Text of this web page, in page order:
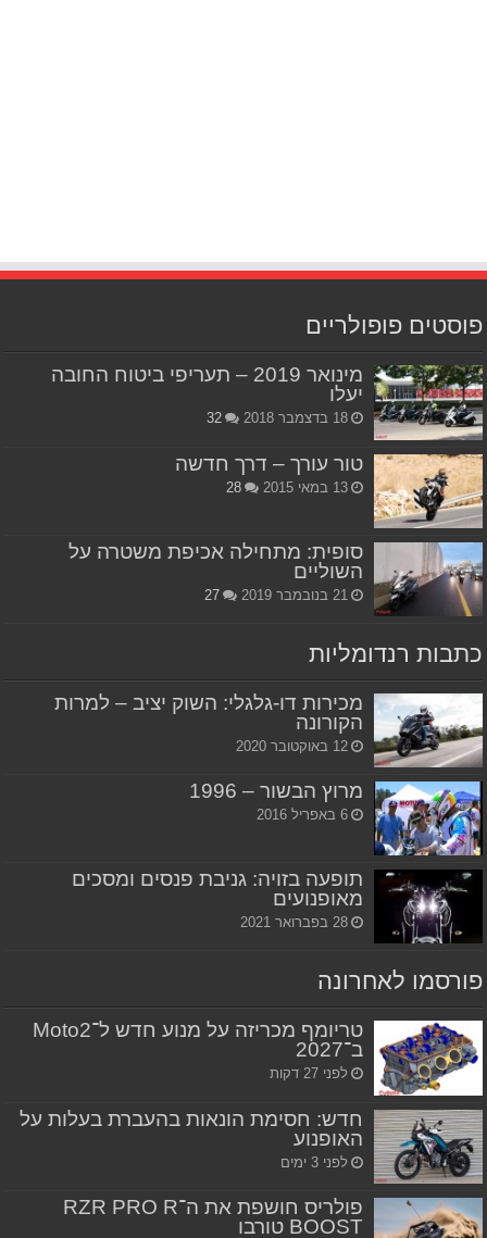
פוסטים פופולריים
מינואר 2019 – תעריפי ביטוח החובה
יעלו
18 בדצמבר 2018 32
טור עורך – דרך חדשה
13 במאי 2015 28
סופית: מתחילה אכיפת משטרה על
השוליים
21 בנובמבר 2019 27
כתבות רנדומליות
מכירות דו-גלגלי: השוק יציב – למרות
הקורונה
12 באוקטובר 2020
מרוץ הבשור – 1996
6 באפריל 2016
תופעה בזויה: גניבת פנסים ומסכים
מאופנועים
28 בפברואר 2021
פורסמו לאחרונה
טריומף מכריזה על מנוע חדש ל־Moto2
ב־2027
לפני 27 דקות
חדש: חסימת הונאות בהעברת בעלות על
האופנוע
לפני 3 ימים
פולריס חושפת את ה־RZR PRO R
BOOST טורבו